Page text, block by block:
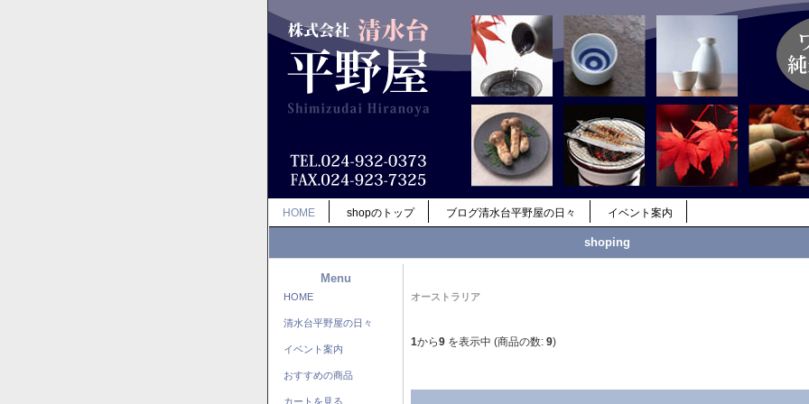
HOME shopのトップ ブログ清水台平野屋の日々 イベント案内
shoping
Menu
HOME
清水台平野屋の日々
イベント案内
おすすめの商品
カートを見る
オーストラリア
1から9 を表示中 (商品の数: 9)